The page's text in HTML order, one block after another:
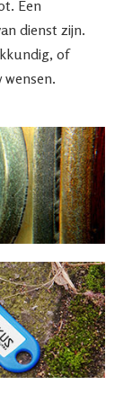
Een
dienst zijn.
of
wensen.